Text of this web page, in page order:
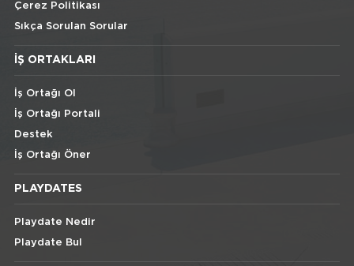
Çerez Politikası
Sıkça Sorulan Sorular
İŞ ORTAKLARI
İş Ortağı Ol
İş Ortağı Portali
Destek
İş Ortağı Öner
PLAYDATES
Playdate Nedir
Playdate Bul